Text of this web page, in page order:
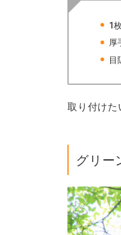
1
厚
目
取り付けた
グリー